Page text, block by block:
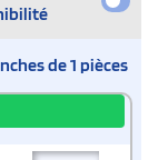
de 1 pièces